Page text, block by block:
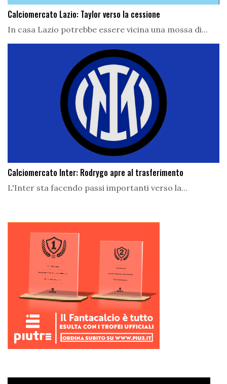
Calciomercato Lazio: Taylor verso la cessione
In casa Lazio potrebbe essere vicina una mossa di...
Calciomercato Inter: Rodrygo apre al trasferimento
L'Inter sta facendo passi importanti verso la...